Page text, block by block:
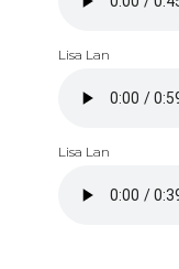
Lisa Lan
Lisa Lan